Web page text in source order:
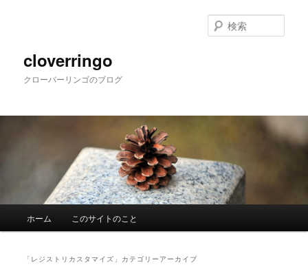
cloverringo
クローバーリンゴのブログ
索
ホーム このサイトのこと
「 レジストリカスタマイズ 」カテゴリーアーカイブ